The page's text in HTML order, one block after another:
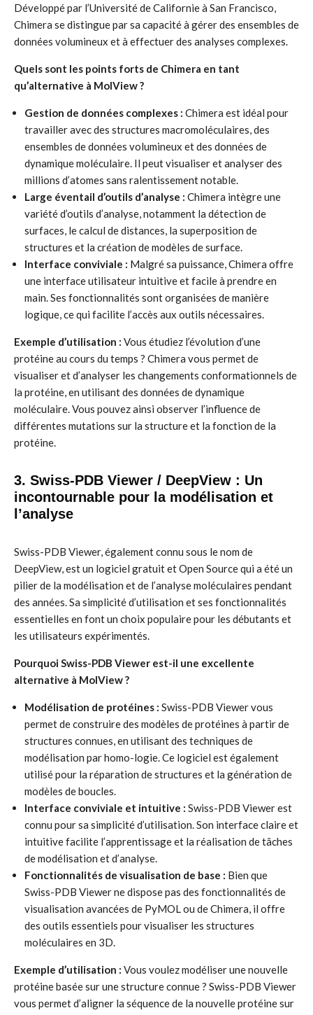
Développé par l’Université de Californie à San Francisco,
Chimera se distingue par sa capacité à gérer des ensembles de
données volumineux et à effectuer des analyses complexes.
Quels sont les points forts de Chimera en tant
qu’alternative à MolView ?
Gestion de données complexes : Chimera est idéal pour
travailler avec des structures macromoléculaires, des
ensembles de données volumineux et des données de
dynamique moléculaire. Il peut visualiser et analyser des
millions d’atomes sans ralentissement notable.
Large éventail d’outils d’analyse : Chimera intègre une
variété d’outils d’analyse, notamment la détection de
surfaces, le calcul de distances, la superposition de
structures et la création de modèles de surface.
Interface conviviale : Malgré sa puissance, Chimera offre
une interface utilisateur intuitive et facile à prendre en
main. Ses fonctionnalités sont organisées de manière
logique, ce qui facilite l’accès aux outils nécessaires.
Exemple d’utilisation : Vous étudiez l’évolution d’une
protéine au cours du temps ? Chimera vous permet de
visualiser et d’analyser les changements conformationnels de
la protéine, en utilisant des données de dynamique
moléculaire. Vous pouvez ainsi observer l’influence de
différentes mutations sur la structure et la fonction de la
protéine.
3. Swiss-PDB Viewer / DeepView : Un
incontournable pour la modélisation et
l’analyse
Swiss-PDB Viewer, également connu sous le nom de
DeepView, est un logiciel gratuit et Open Source qui a été un
pilier de la modélisation et de l’analyse moléculaires pendant
des années. Sa simplicité d’utilisation et ses fonctionnalités
essentielles en font un choix populaire pour les débutants et
les utilisateurs expérimentés.
Pourquoi Swiss-PDB Viewer est-il une excellente
alternative à MolView ?
Modélisation de protéines : Swiss-PDB Viewer vous
permet de construire des modèles de protéines à partir de
structures connues, en utilisant des techniques de
modélisation par homo-logie. Ce logiciel est également
utilisé pour la réparation de structures et la génération de
modèles de boucles.
Interface conviviale et intuitive : Swiss-PDB Viewer est
connu pour sa simplicité d’utilisation. Son interface claire et
intuitive facilite l’apprentissage et la réalisation de tâches
de modélisation et d’analyse.
Fonctionnalités de visualisation de base : Bien que
Swiss-PDB Viewer ne dispose pas des fonctionnalités de
visualisation avancées de PyMOL ou de Chimera, il offre
des outils essentiels pour visualiser les structures
moléculaires en 3D.
Exemple d’utilisation : Vous voulez modéliser une nouvelle
protéine basée sur une structure connue ? Swiss-PDB Viewer
vous permet d’aligner la séquence de la nouvelle protéine sur